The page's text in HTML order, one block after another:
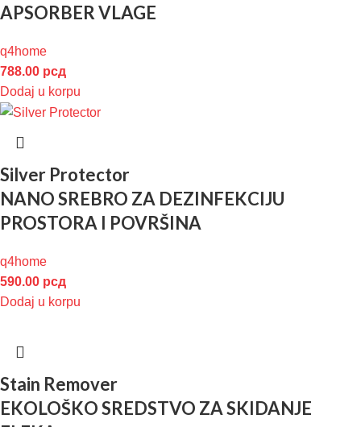
APSORBER VLAGE
q4home
788.00 рсд
Dodaj u korpu
Silver Protector
NANO SREBRO ZA DEZINFEKCIJU
PROSTORA I POVRŠINA
q4home
590.00 рсд
Dodaj u korpu
Stain Remover
EKOLOŠKO SREDSTVO ZA SKIDANJE